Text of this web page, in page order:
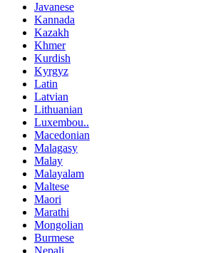
Javanese
Kannada
Kazakh
Khmer
Kurdish
Kyrgyz
Latin
Latvian
Lithuanian
Luxembou..
Macedonian
Malagasy
Malay
Malayalam
Maltese
Maori
Marathi
Mongolian
Burmese
Nepali